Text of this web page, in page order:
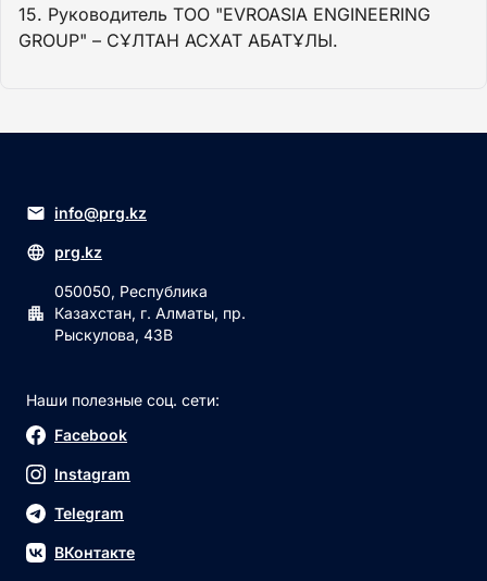
15. Руководитель ТОО "EVROASIA ENGINEERING
GROUP" – СҰЛТАН АСХАТ АБАТҰЛЫ.
info@prg.kz
prg.kz
050050, Республика
Казахстан, г. Алматы, пр.
Рыскулова, 43В
Наши полезные соц. сети:
Facebook
Instagram
Telegram
ВКонтакте